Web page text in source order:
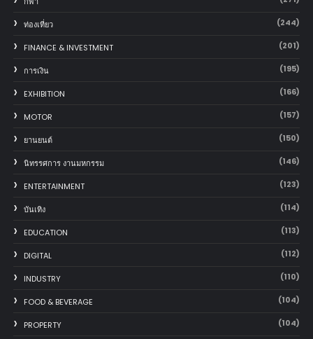
ท่องเที่ยว (244)
FINANCE & INVESTMENT (201)
การเงิน (195)
EXHIBITION (166)
MOTOR (157)
‎ยานยนต์‎ (150)
นิทรรศการ งานมหกรรม (146)
ENTERTAINMENT (123)
บันเทิง (114)
EDUCATION (113)
DIGITAL (112)
INDUSTRY (110)
FOOD & BEVERAGE (104)
PROPERTY (104)